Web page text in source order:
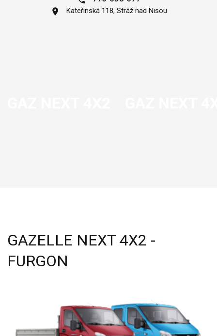
Kateřinská 118, Stráž nad Nisou
GAZELLE NEXT 4X2 -
FURGON